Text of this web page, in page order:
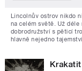
Lincolnův ostrov nikdo
na celém světě. Už
dobrodružství s pěticí
hlavně nejedno
Krakatit